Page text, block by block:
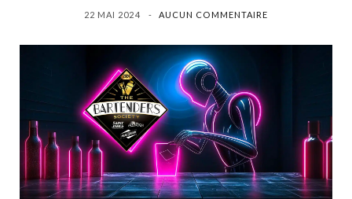
22 MAI 2024 AUCUN COMMENTAIRE